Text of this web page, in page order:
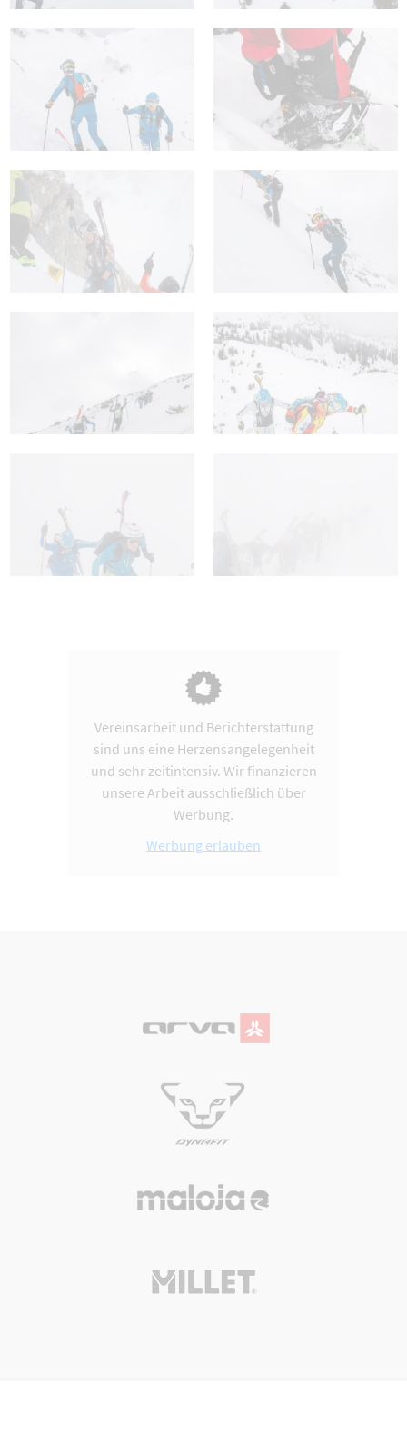
Vereinsarbeit und Berichterstattung
sind uns eine Herzensangelegenheit
und sehr zeitintensiv. Wir finanzieren
unsere Arbeit ausschließlich über
Werbung.
Werbung erlauben